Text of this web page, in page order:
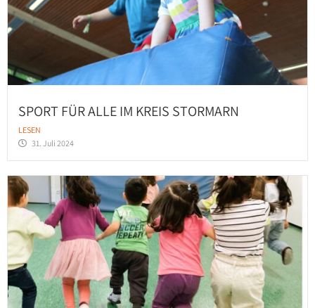
SPORT FÜR ALLE IM KREIS STORMARN
LESEN
31. Juli 2024